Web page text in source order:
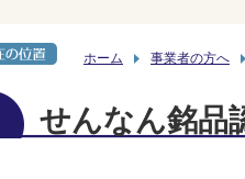
ホーム 事業者の方へ
せんなん銘品